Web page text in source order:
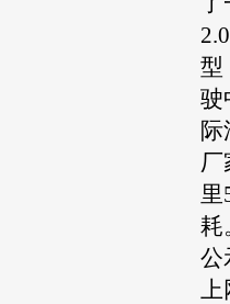
型
驶
厂
里
耗
公
上